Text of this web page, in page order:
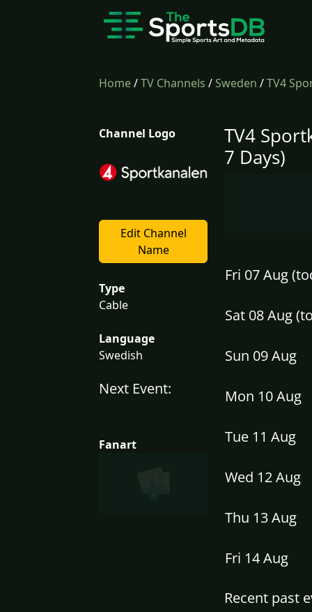
Home/TV Channels /Sweden /TV4
Channel Logo
Edit Channel
Name
Type
Cable
Language
Swedish
Next Event:
Fanart
TV4
7 Days)
Fri 07 Aug
Sat 08 Aug
Sun 09 Aug
Mon 10 Aug
Tue 11 Aug
Wed 12 Aug
Thu 13 Aug
Fri 14 Aug
Recent past